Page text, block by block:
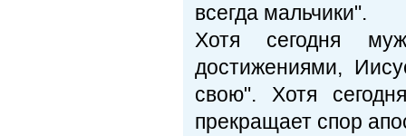
всегда мальчики".
Хотя сегодня
достижениями,
свою". Хотя
прекращает спор